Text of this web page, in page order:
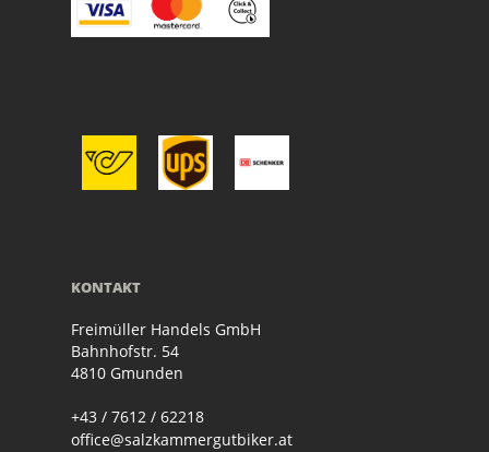
KONTAKT
Freimüller Handels GmbH
Bahnhofstr. 54
4810 Gmunden
+43 / 7612 / 62218
office@salzkammergutbiker.at